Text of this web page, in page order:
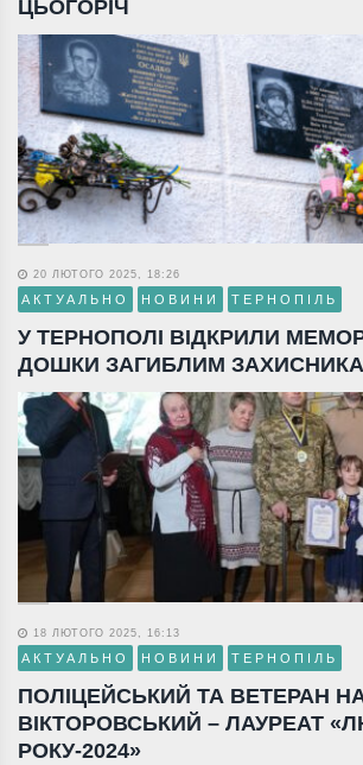
ЦЬОГОРІЧ
20 ЛЮТОГО 2025, 18:26
АКТУАЛЬНО НОВИНИ ТЕРНОПІЛЬ
У ТЕРНОПОЛІ ВІДКРИЛИ
ДОШКИ ЗАГИБЛИМ
18 ЛЮТОГО 2025, 16:13
АКТУАЛЬНО НОВИНИ ТЕРНОПІЛЬ
ПОЛІЦЕЙСЬКИЙ ТА ВЕТЕРАН
ВІКТОРОВСЬКИЙ – ЛАУРЕАТ
РОКУ-2024»